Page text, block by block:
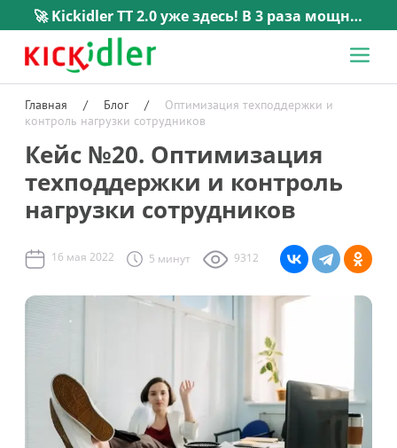
🚀 Kickidler TT 2.0 уже здесь! В 3 раза мощнее, в 5 раз проще. →
Главная / Блог /
Оптимизация техподдержки и
контроль нагрузки сотрудников
Кейс №20. Оптимизация
техподдержки и контроль
нагрузки сотрудников
16 мая 2022 5 минут 9312